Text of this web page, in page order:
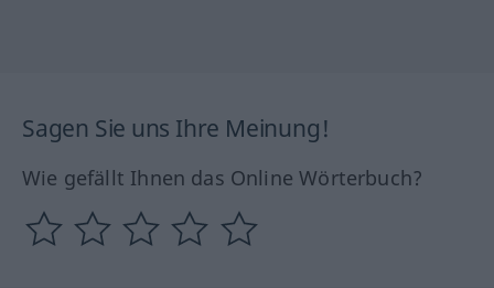
Sagen Sie uns Ihre Meinung!
Wie gefällt Ihnen das Online Wörterbuch?